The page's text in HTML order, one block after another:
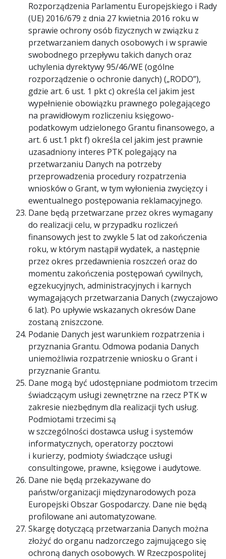
Rozporządzenia Parlamentu Europejskiego i Rady
(UE) 2016/679 z dnia 27 kwietnia 2016 roku w
sprawie ochrony osób fizycznych w związku z
przetwarzaniem danych osobowych i w sprawie
swobodnego przepływu takich danych oraz
uchylenia dyrektywy 95/46/WE (ogólne
rozporządzenie o ochronie danych) („RODO”),
gdzie art. 6 ust. 1 pkt c) określa cel jakim jest
wypełnienie obowiązku prawnego polegającego
na prawidłowym rozliczeniu księgowo-
podatkowym udzielonego Grantu finansowego, a
art. 6 ust.1 pkt f) określa cel jakim jest prawnie
uzasadniony interes PTK polegający na
przetwarzaniu Danych na potrzeby
przeprowadzenia procedury rozpatrzenia
wniosków o Grant, w tym wyłonienia zwycięzcy i
ewentualnego postępowania reklamacyjnego.
Dane będą przetwarzane przez okres wymagany
do realizacji celu, w przypadku rozliczeń
finansowych jest to zwykle 5 lat od zakończenia
roku, w którym nastąpił wydatek, a następnie
przez okres przedawnienia roszczeń oraz do
momentu zakończenia postępowań cywilnych,
egzekucyjnych, administracyjnych i karnych
wymagających przetwarzania Danych (zwyczajowo
6 lat). Po upływie wskazanych okresów Dane
zostaną zniszczone.
Podanie Danych jest warunkiem rozpatrzenia i
przyznania Grantu. Odmowa podania Danych
uniemożliwia rozpatrzenie wniosku o Grant i
przyznanie Grantu.
Dane mogą być udostępniane podmiotom trzecim
świadczącym usługi zewnętrzne na rzecz PTK w
zakresie niezbędnym dla realizacji tych usług.
Podmiotami trzecimi są
w szczególności dostawca usług i systemów
informatycznych, operatorzy pocztowi
i kurierzy, podmioty świadczące usługi
consultingowe, prawne, księgowe i audytowe.
Dane nie będą przekazywane do
państw/organizacji międzynarodowych poza
Europejski Obszar Gospodarczy. Dane nie będą
profilowane ani automatyzowane.
Skargę dotyczącą przetwarzania Danych można
złożyć do organu nadzorczego zajmującego się
ochroną danych osobowych. W Rzeczpospolitej